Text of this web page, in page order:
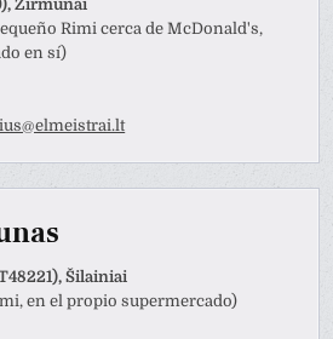
Žirmūnai
Rimi cerca de McDonald's,
en sí)
Šilainiai
en el propio supermercado)